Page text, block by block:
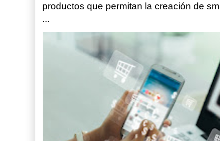
productos que permitan la creación de
...